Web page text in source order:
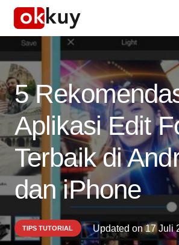
5
Aplikasi Edit
Terbaik di
dan iPhone
TIPS TUTORIAL Updated on17 Juli